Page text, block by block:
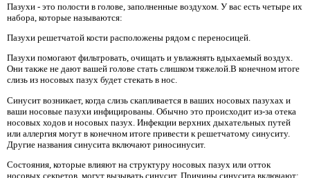
Пазухи - это полости в голове, заполненные воздухом. У вас есть четыре их
набора, которые называются:
Пазухи решетчатой ​​кости расположены рядом с переносицей.
Пазухи помогают фильтровать, очищать и увлажнять вдыхаемый воздух.
Они также не дают вашей голове стать слишком тяжелой.В конечном итоге
слизь из носовых пазух будет стекать в нос.
Синусит возникает, когда слизь скапливается в ваших носовых пазухах и
ваши носовые пазухи инфицированы. Обычно это происходит из-за отека
носовых ходов и носовых пазух. Инфекции верхних дыхательных путей
или аллергия могут в конечном итоге привести к решетчатому синуситу.
Другие названия синусита включают риносинусит.
Состояния, которые влияют на структуру носовых пазух или отток
носовых секретов, могут вызывать синусит. Причины синусита включают: